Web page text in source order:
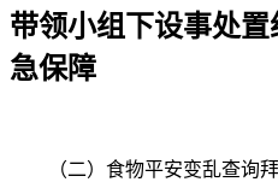
带领小组下设事处
急保障
（二）食物平安变乱查询拜